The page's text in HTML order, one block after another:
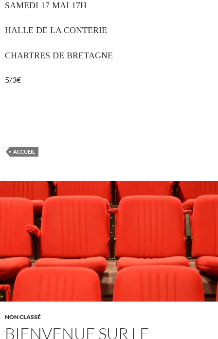
SAMEDI 17 MAI 17H
HALLE DE LA CONTERIE
CHARTRES DE BRETAGNE
5/3€
ACCUEIL
NON CLASSÉ
BIENVENUE SUR LE